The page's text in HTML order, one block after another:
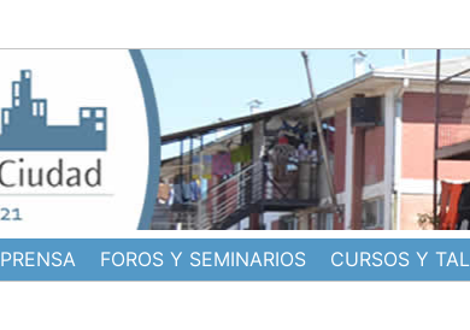
PRENSA FOROS Y SEMINARIOS CURSOS Y